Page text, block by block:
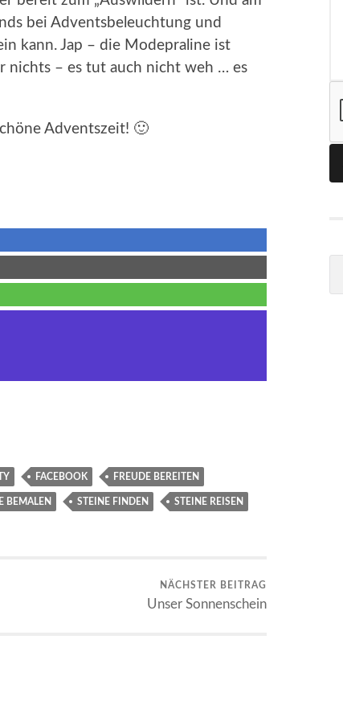
bei Adventsbeleuchtung und
kann. Jap – die Modepraline ist
nichts – es tut auch nicht weh … es
Adventszeit! 🙂
FACEBOOK FREUDE BEREITEN
BEMALEN STEINE FINDEN STEINE REISEN
NÄCHSTER BEITRAG
Unser Sonnenschein